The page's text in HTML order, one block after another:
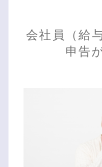
会社員（給
申告